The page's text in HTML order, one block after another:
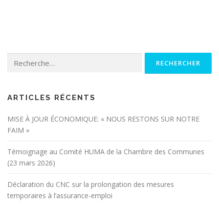
ARTICLES RÉCENTS
MISE À JOUR ÉCONOMIQUE: « NOUS RESTONS SUR NOTRE
FAIM »
Témoignage au Comité HUMA de la Chambre des Communes
(23 mars 2026)
Déclaration du CNC sur la prolongation des mesures
temporaires à l’assurance-emploi